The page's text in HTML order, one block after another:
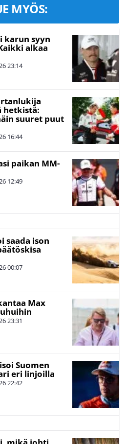
MYÖS:
karun syyn
alkaa
23:14
hetkistä:
suuret puut
16:44
paikan MM-
12:49
saada ison
00:07
Max
23:31
Suomen
eri linjoilla
22:42